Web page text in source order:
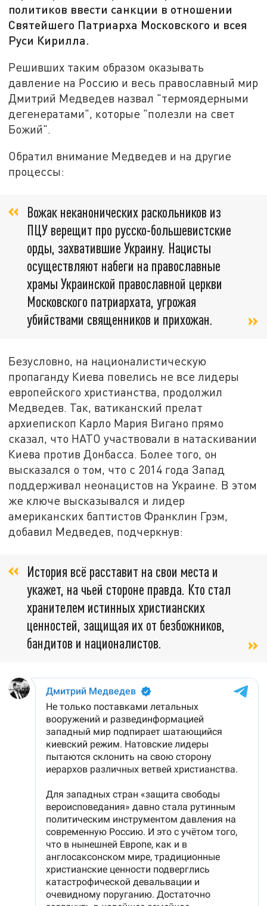
политиков ввести санкции в отношении
Святейшего Патриарха Московского и всея
Руси Кирилла.
Решивших таким образом оказывать
давление на Россию и весь православный мир
Дмитрий Медведев назвал "термоядерными
дегенератами", которые "полезли на свет
Божий".
Обратил внимание Медведев и на другие
процессы:
Вожак неканонических раскольников из
ПЦУ верещит про русско-большевистские
орды, захватившие Украину. Нацисты
осуществляют набеги на православные
храмы Украинской православной церкви
Московского патриархата, угрожая
убийствами священников и прихожан.
Безусловно, на националистическую
пропаганду Киева повелись не все лидеры
европейского христианства, продолжил
Медведев. Так, ватиканский прелат
архиепископ Карло Мария Вигано прямо
сказал, что НАТО участвовали в натаскивании
Киева против Донбасса. Более того, он
высказался о том, что с 2014 года Запад
поддерживал неонацистов на Украине. В этом
же ключе высказывался и лидер
американских баптистов Франклин Грэм,
добавил Медведев, подчеркнув:
История всё расставит на свои места и
укажет, на чьей стороне правда. Кто стал
хранителем истинных христианских
ценностей, защищая их от безбожников,
бандитов и националистов.